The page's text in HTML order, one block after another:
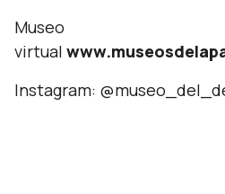
Museo
virtual
Instagram: